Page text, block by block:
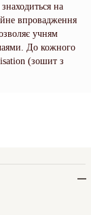
на
впровадження
учням
До кожного
(зошит з